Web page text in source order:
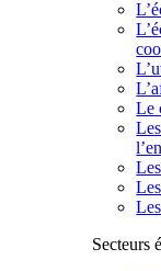
Le
Secteurs